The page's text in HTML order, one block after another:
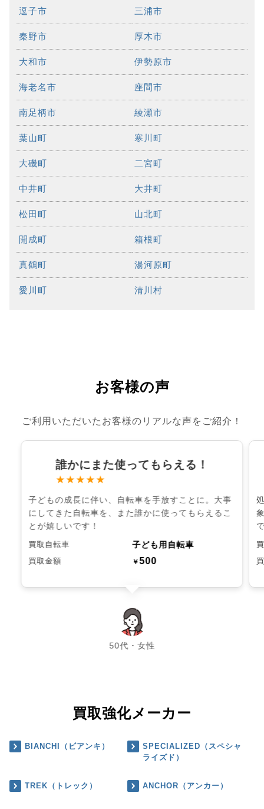
逗子市 三浦市
秦野市 厚木市
大和市 伊勢原市
海老名市 座間市
南足柄市 綾瀬市
葉山町 寒川町
大磯町 二宮町
中井町 大井町
松田町 山北町
開成町 箱根町
真鶴町 湯河原町
愛川町 清川村
お客様の声
ご利用いただいたお客様のリアルな声をご紹介！
誰かにまた使ってもらえる！
★★★★★
子どもの成長に伴い、自転車を手放すことに。大事
にしてきた自転車を、また誰かに使ってもらえるこ
とが嬉しいです！
買取自転車 子ども用自転車
買取金額 ￥500
50代・女性
chevron_left chevron_right
買取強化メーカー
BIANCHI（ビアンキ）
SPECIALIZED（スペシャ
ライズド）
TREK（トレック） ANCHOR（アンカー）